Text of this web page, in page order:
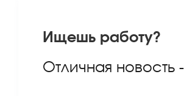
Ищешь работу?
Отличная новость